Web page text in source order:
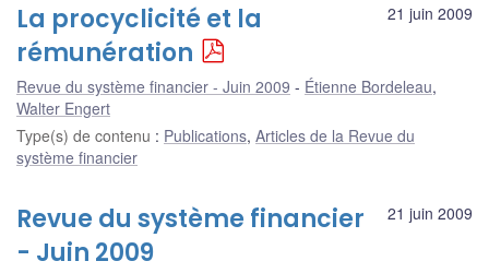
21 juin 2009
La procyclicité et la
rémunération
Revue du système financier - Juin 2009 Étienne Bordeleau,
Walter Engert
Type(s) de contenu : Publications, Articles de la Revue du
système financier
21 juin 2009
Revue du système financier
- Juin 2009